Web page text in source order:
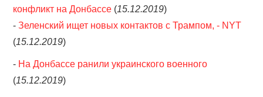
конфликт на Донбассе (15.12.2019)
-Зеленский ищет новых контактов с Трампом, - NYT
(15.12.2019)
- На Донбассе ранили украинского военного
(15.12.2019)